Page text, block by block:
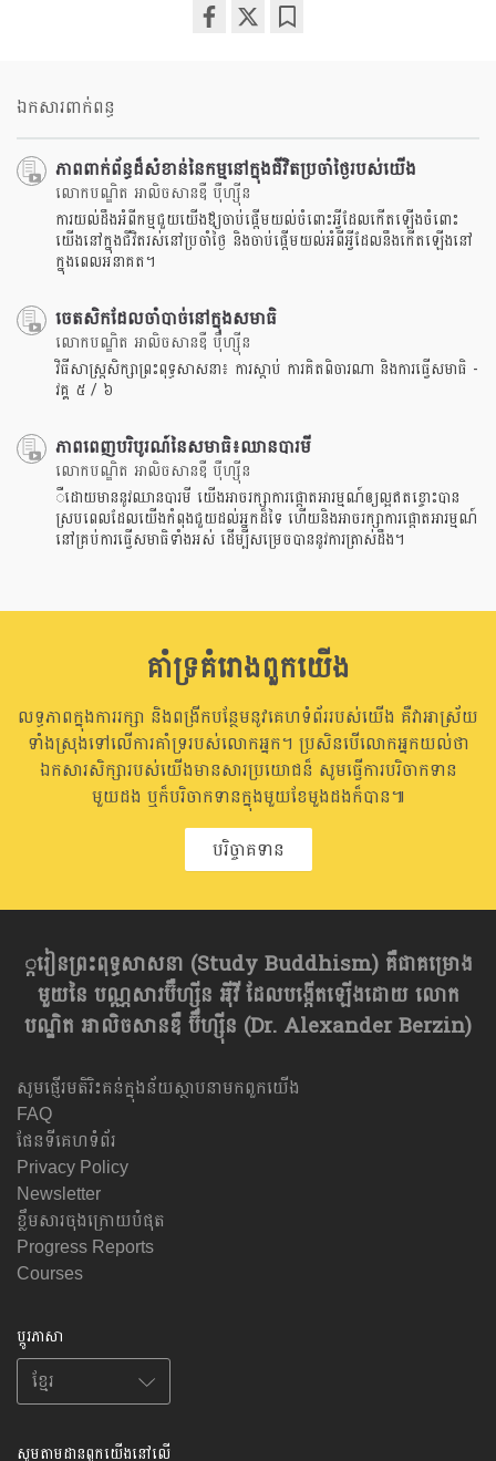
ឯកសារពាក់ពន្ធ
ភាពពាក់ព័ន្ធដ៏សំខាន់នៃកម្មនៅក្នុងជីវិតប្រចាំថ្ងៃរបស់យើង
លោកបណ្ឌិត អាលិចសានឌឺ បុឺហ្សុីន
ការយល់ដឹងអំពីកម្មជួយយើងឪ្យចាប់ផ្តើមយល់ចំពោះអ្វីដែលកើតឡើងចំពោះ
យើងនៅក្នុងជីវិតរស់នៅប្រចាំថ្ងៃ និងចាប់ផ្តើមយល់អំពីអ្វីដែលនឹងកើតឡើងនៅ
ក្នុងពេលអនាគត។
ចេតសិកដែលចាំបាច់នៅក្នុងសមាធិ
លោកបណ្ឌិត អាលិចសានឌឺ បុឺហ្សុីន
វិធីសាស្រ្តសិក្សាព្រះពុទ្ធសាសនា៖ ការស្តាប់ ការគិតពិចារណា និងការធ្វើសមាធិ -
វគ្គ ៥ / ៦
ភាពពេញបរិបូរណ៍នៃសមាធិ៖ឈានបារមី
លោកបណ្ឌិត អាលិចសានឌឺ បុឺហ្សុីន
ឺដោយមាននូវឈានបារមី យើងអាចរក្សាការផ្តោតអារម្មណ៍ឲ្យល្អឥតខ្ចោះបាន
ស្របពេលដែលយើងកំពុងជួយដល់អ្នកដ៏ទៃ ហើយនិងអាចរក្សាការផ្តោតអារម្មណ៍
នៅគ្រប់ការធ្វើសមាធិទាំងអស់ ដើម្បីសម្រេចបាននូវការត្រាស់ដឹង។
គាំទ្រគំរោងពួកយើង
លទ្ធភាពក្នុងការរក្សា និងពង្រីកបន្ថែមនូវគេហទំព័ររបស់យើង គឺវាអាស្រ័យ
ទាំងស្រុងទៅលើការគាំទ្ររបស់លោកអ្នក។ ប្រសិនបើលោកអ្នកយល់ថា
ឯកសារសិក្សារបស់យើងមានសារប្រយោជន៏ សូមធ្វើការបរិចាកទាន
មួយដង ឬក៏បរិចាកទានក្នុងមួយខែមួងដងក៏បាន៕
បរិច្ចាគទាន
្ករៀនព្រះពុទ្ធសាសនា​ (Study Buddhism) គឺជាគម្រោង
មួយនៃ បណ្ណសារប៊ឺហ្សុីន អុីវី ដែលបង្កើតឡើងដោយ លោក
បណ្ឌិត អាលិចសានឌឺ ប៊ឺហ្សុីន (Dr. Alexander Berzin)
សូមផ្ញើរមតិរិះគន់ក្នុងន័យស្ថាបនាមកពួកយើង
FAQ
ផែនទីគេហទំព័រ
Privacy Policy
Newsletter
ខ្លឹមសារចុងក្រោយបំផុត
Progress Reports
Courses
ប្តូរភាសា
សូមតាមដានពួកយើងនៅលើ